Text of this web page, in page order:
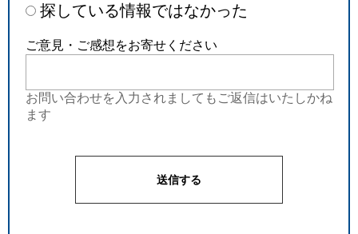
探している情報ではなかった
ご意見・ご感想をお寄せください
お問い合わせを入力されましてもご返信はいたしかね
ます